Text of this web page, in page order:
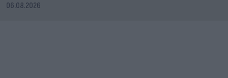
06.08.2026